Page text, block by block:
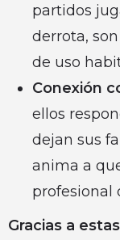
partidos
derrota,
de uso
Conexión
ellos
dejan sus
anima a
profesional
Gracias a